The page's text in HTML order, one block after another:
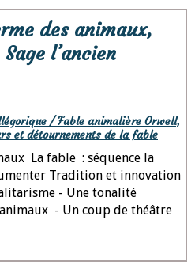
des animaux,
l’ancien
/ Fable animalière Orwell,
et détournements de la fable
La fable : séquence la
Tradition et innovation
- Une tonalité
- Un coup de théâtre